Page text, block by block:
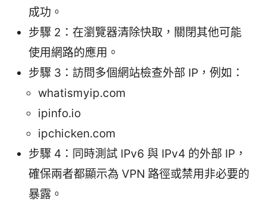
成功。
步驟 2：在瀏覽器清除快取，關閉其他可能
使用網路的應用。
步驟 3：訪問多個網站檢查外部 IP，例如：
whatismyip.com
ipinfo.io
ipchicken.com
步驟 4：同時測試 IPv6 與 IPv4 的外部 IP，
確保兩者都顯示為 VPN 路徑或禁用非必要的
暴露。